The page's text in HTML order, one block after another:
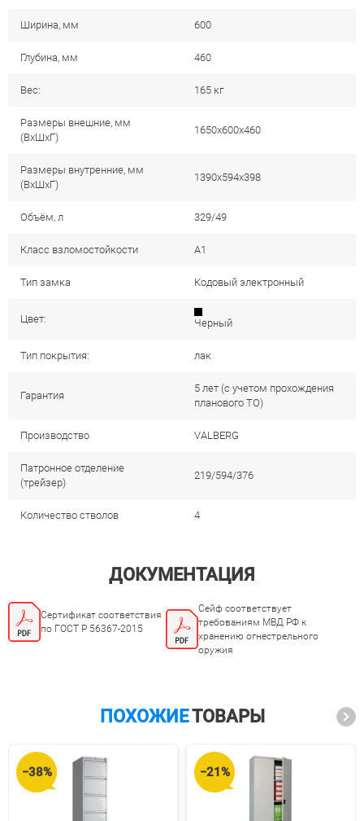
Ширина, мм 600
Глубина, мм 460
Вес: 165 кг
Размеры внешние, мм
(ВхШхГ)
1650x600x460
Размеры внутренние, мм
(ВхШхГ)
1390x594x398
Объём, л 329/49
Класс взломостойкости А1
Тип замка Кодовый электронный
Цвет: Черный
Тип покрытия: лак
Гарантия
5 лет (с учетом прохождения
планового ТО)
Производство VALBERG
Патронное отделение
(трейзер)
219/594/376
Количество стволов 4
ДОКУМЕНТАЦИЯ
Cертификат соответствия
по ГОСТ Р 56367-2015
Cейф соответствует
требованиям МВД РФ к
хранению огнестрельного
оружия
ПОХОЖИЕТОВАРЫ
−38% −21%